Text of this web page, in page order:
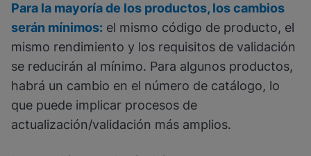
Para la mayoría de los productos, los cambios
serán mínimos: el mismo código de producto, el
mismo rendimiento y los requisitos de validación
se reducirán al mínimo. Para algunos productos,
habrá un cambio en el número de catálogo, lo
que puede implicar procesos de
actualización/validación más amplios.